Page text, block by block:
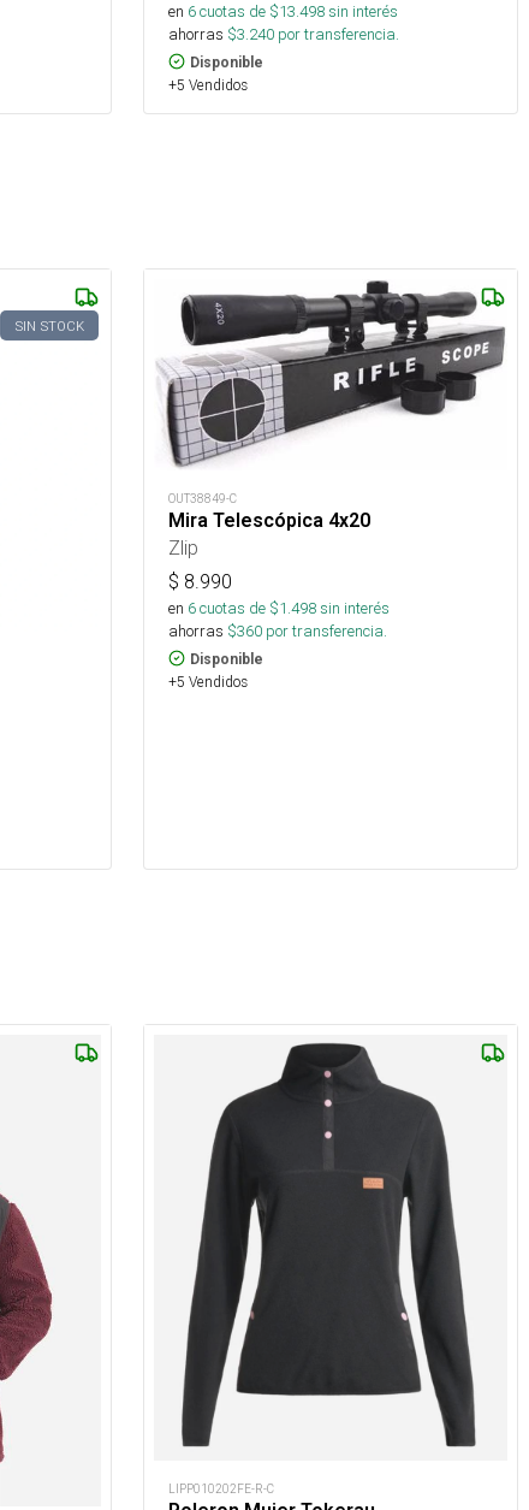
en 6cuotas de $13.498sin interés
ahorras $3.240 por transferencia.
Disponible
+5 Vendidos
SIN STOCK
OUT38849-C
Mira Telescópica 4x20
Zlip
$ 8.990
en 6cuotas de $1.498sin interés
ahorras $360 por transferencia.
Disponible
+5 Vendidos
LIPP010202FE-R-C